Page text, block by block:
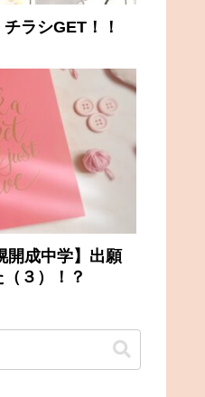
ラシGET！！
開成中学】出願
３）！？